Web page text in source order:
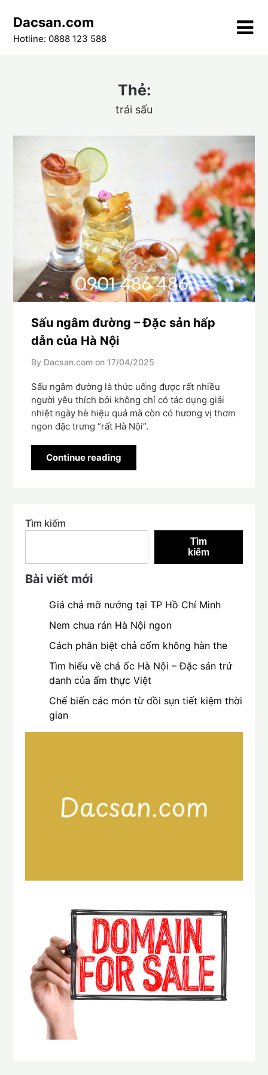
content
Dacsan.com
Hotline: 0888 123 588
Thẻ:
trái sấu
Sấu ngâm đường – Đặc sản hấp
dẫn của Hà Nội
By Dacsan.com on 17/04/2025
Sấu ngâm đường là thức uống được rất nhiều
người yêu thích bởi không chỉ có tác dụng giải
nhiệt ngày hè hiệu quả mà còn có hương vị thơm
ngon đặc trưng “rất Hà Nội”.
Continue reading
Tìm kiếm
Tìm
kiếm
Bài viết mới
Giá chả mỡ nướng tại TP Hồ Chí Minh
Nem chua rán Hà Nội ngon
Cách phân biệt chả cốm không hàn the
Tìm hiểu về chả ốc Hà Nội – Đặc sản trứ
danh của ẩm thực Việt
Chế biến các món từ dồi sụn tiết kiệm thời
gian